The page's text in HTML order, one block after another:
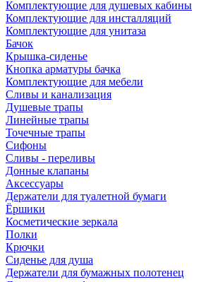
Комплектующие для душевых кабины
Комплектующие для инсталляций
Комплектующие для унитаза
Бачок
Крышка-сиденье
Кнопка арматуры бачка
Комплектующие для мебели
Сливы и канализация
Душевые трапы
Линейные трапы
Точечные трапы
Сифоны
Сливы - переливы
Донные клапаны
Аксессуары
Держатели для туалетной бумаги
Ёршики
Косметические зеркала
Полки
Крючки
Сиденье для душа
Держатели для бумажных полотенец